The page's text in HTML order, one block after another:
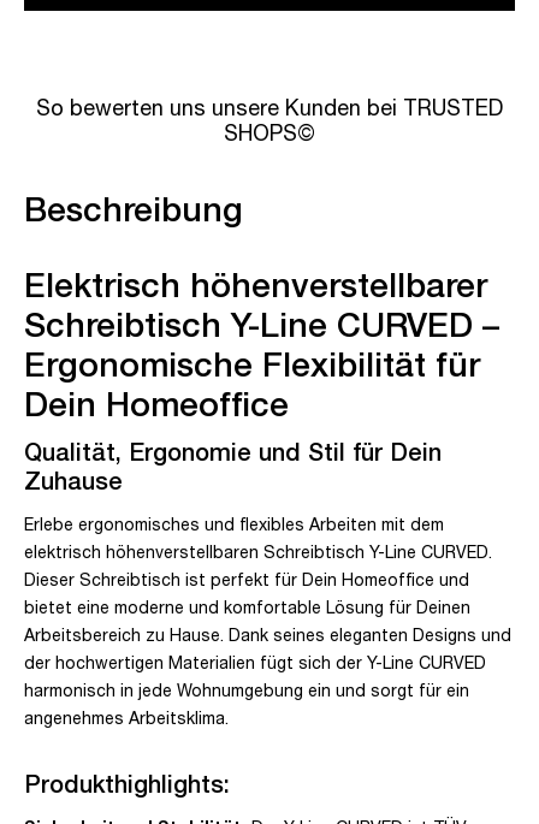
So bewerten uns unsere Kunden bei TRUSTED
SHOPS©
Beschreibung
Elektrisch höhenverstellbarer
Schreibtisch Y-Line CURVED –
Ergonomische Flexibilität für
Dein Homeoffice
Qualität, Ergonomie und Stil für Dein
Zuhause
Erlebe ergonomisches und flexibles Arbeiten mit dem
elektrisch höhenverstellbaren Schreibtisch Y-Line CURVED.
Dieser Schreibtisch ist perfekt für Dein Homeoffice und
bietet eine moderne und komfortable Lösung für Deinen
Arbeitsbereich zu Hause. Dank seines eleganten Designs und
der hochwertigen Materialien fügt sich der Y-Line CURVED
harmonisch in jede Wohnumgebung ein und sorgt für ein
angenehmes Arbeitsklima.
Produkthighlights: